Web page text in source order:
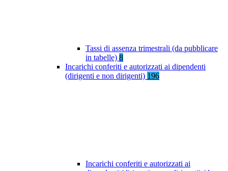
Tassi di assenza trimestrali (da pubblicare
in tabelle) 8
Incarichi conferiti e autorizzati ai dipendenti
(dirigenti e non dirigenti) 196
Incarichi conferiti e autorizzati ai